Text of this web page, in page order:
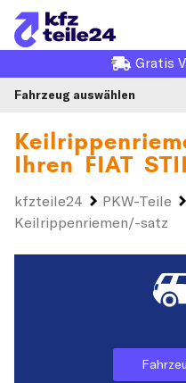
Gratis
Fahrzeug auswählen
Ihren FIAT
kfzteile24 PKW-Teile
Keilrippenriemen/-satz